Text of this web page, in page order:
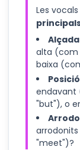
Les
alta (com
baixa
endavant
"but"), o
"meet")?